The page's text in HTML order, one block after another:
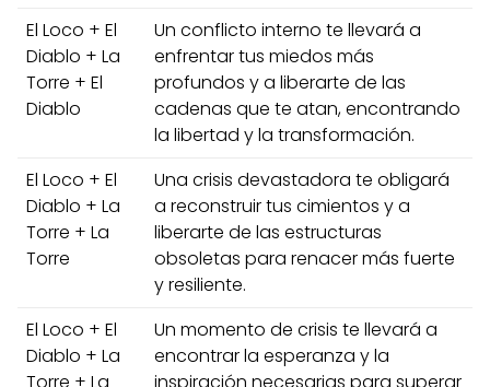
El Loco + El
Diablo + La
Torre + El
Diablo
Un conflicto interno te llevará a
enfrentar tus miedos más
profundos y a liberarte de las
cadenas que te atan, encontrando
la libertad y la transformación.
El Loco + El
Diablo + La
Torre + La
Torre
Una crisis devastadora te obligará
a reconstruir tus cimientos y a
liberarte de las estructuras
obsoletas para renacer más fuerte
y resiliente.
El Loco + El
Diablo + La
Un momento de crisis te llevará a
encontrar la esperanza y la